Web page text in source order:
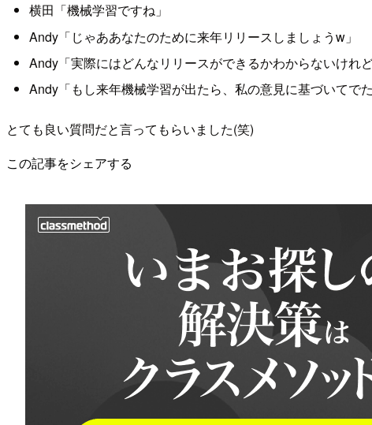
横田「機械学習ですね」
Andy「じゃああなたのために来年リリースしましょうw」
Andy「実際にはどんなリリースができるかわからないけれ
Andy「もし来年機械学習が出たら、私の意見に基づいてで
とても良い質問だと言ってもらいました(笑)
この記事をシェアする